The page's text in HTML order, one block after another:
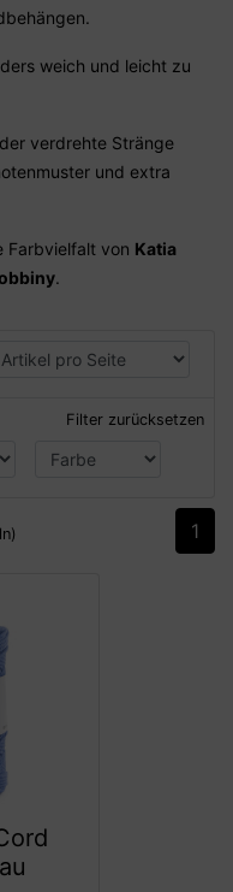
weich und leicht zu
verdrehte Stränge
und extra
Farbvielfalt von Katia
.
Filter zurücksetzen
1